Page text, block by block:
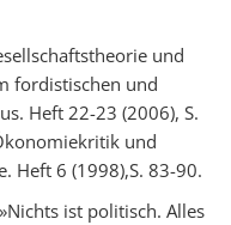
und
fordistischen und
Heft 22-23 (2006), S.
und
Heft 6 (1998),S. 83-90.
ist politisch. Alles